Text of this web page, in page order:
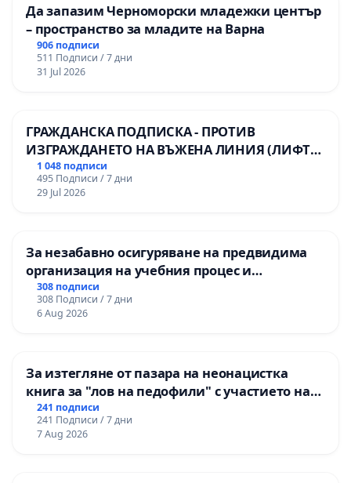
Да запазим Черноморски младежки център
– пространство за младите на Варна
906 подписи
511 Подписи / 7 дни
31 Jul 2026
ГРАЖДАНСКА ПОДПИСКА - ПРОТИВ
ИЗГРАЖДАНЕТО НА ВЪЖЕНА ЛИНИЯ (ЛИФТ)
НА ТЕРИТОРИЯТА НА ПРИРОДНА
ЗАБЕЛЕЖИТЕЛНОСТ „ХЪЛМ НА
ОСВОБОДИТЕЛИТЕ“ (БУНАРДЖИК)
1 048 подписи
495 Подписи / 7 дни
29 Jul 2026
За незабавно осигуряване на предвидима
организация на учебния процес и
гарантиране на правото на равнопоставено
и качествено образование на учениците от
ОУ „Княз Александър I“ и Хуманитарна
308 подписи
308 Подписи / 7 дни
6 Aug 2026
За изтегляне от пазара на неонацистка
книга за "лов на педофили" с участието на
деца
241 подписи
241 Подписи / 7 дни
7 Aug 2026